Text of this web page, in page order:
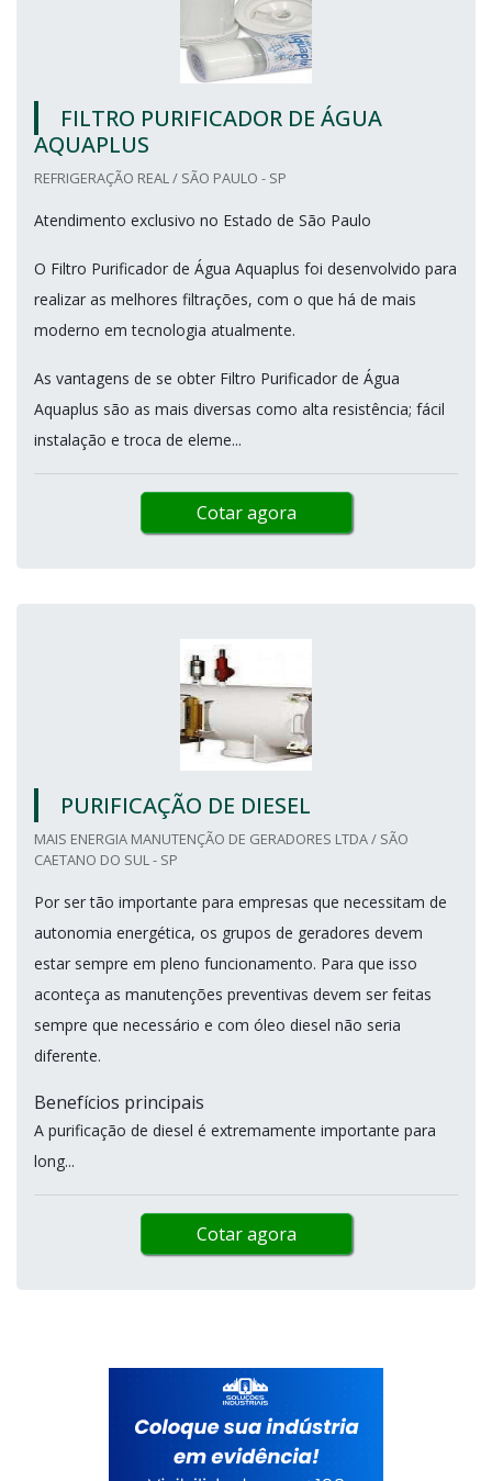
FILTRO PURIFICADOR DE ÁGUA
AQUAPLUS
REFRIGERAÇÃO REAL / SÃO PAULO - SP
Atendimento exclusivo no Estado de São Paulo
O Filtro Purificador de Água Aquaplus foi desenvolvido para
realizar as melhores filtrações, com o que há de mais
moderno em tecnologia atualmente.
As vantagens de se obter Filtro Purificador de Água
Aquaplus são as mais diversas como alta resistência; fácil
instalação e troca de eleme...
Cotar agora
PURIFICAÇÃO DE DIESEL
MAIS ENERGIA MANUTENÇÃO DE GERADORES LTDA / SÃO
CAETANO DO SUL - SP
Por ser tão importante para empresas que necessitam de
autonomia energética, os grupos de geradores devem
estar sempre em pleno funcionamento. Para que isso
aconteça as manutenções preventivas devem ser feitas
sempre que necessário e com óleo diesel não seria
diferente.
Benefícios principais
A purificação de diesel é extremamente importante para
long...
Cotar agora